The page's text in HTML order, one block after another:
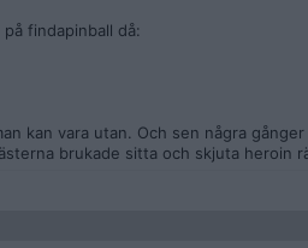
findapinball då:
kan vara utan. Och sen några
brukade sitta och skjuta heroin